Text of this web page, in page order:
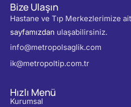
Bize Ulaşın
Hastane ve Tıp Merkezlerimize
sayfamızdan ulaşabilirsiniz.
info@metropolsaglik.com
ik@metropoltip.com.tr
Hızlı Menü
Kurumsal